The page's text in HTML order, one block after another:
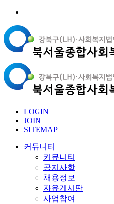
LOGIN
JOIN
SITEMAP
커뮤니티
커뮤니티
공지사항
채용정보
자유게시판
사업참여